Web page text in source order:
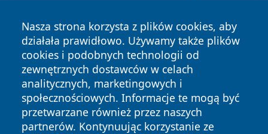
Nasza strona korzysta z plików cookies, aby
działała prawidłowo. Używamy także plików
cookies i podobnych technologii od
zewnętrznych dostawców w celach
analitycznych, marketingowych i
społecznościowych. Informacje te mogą być
przetwarzane również przez naszych
partnerów. Kontynuując korzystanie ze
Copyright © 2026 piekaryonline.pl Wszystkie prawa
zastrzeżone.